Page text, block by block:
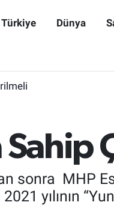
Türkiye Dünya
sonra MHP
yılının